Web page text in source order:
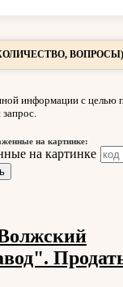
ВОПРОСЫ)
информации с целью
на картинке: